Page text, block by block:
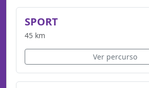
SPORT
45 km
Ver percurso